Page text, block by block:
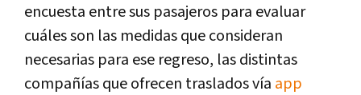
encuesta entre sus pasajeros para evaluar
cuáles son las medidas que consideran
necesarias para ese regreso, las distintas
compañías que ofrecen traslados vía app